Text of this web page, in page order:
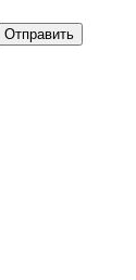
Отправить